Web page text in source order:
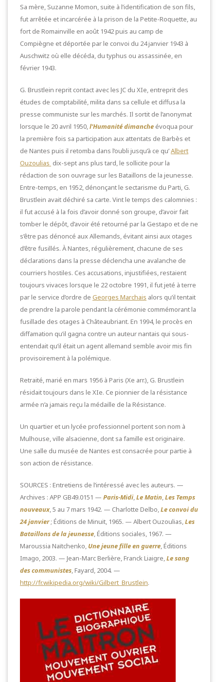
Sa mère, Suzanne Momon, suite à l’identification de son fils,
fut arrêtée et incarcérée à la prison de la Petite-Roquette, au
fort de Romainville en août 1942 puis au camp de
Compiègne et déportée par le convoi du 24 janvier 1943 à
Auschwitz où elle décéda, du typhus ou assassinée, en
février 1943.
G. Brustlein reprit contact avec les JC du XIe, entreprit des
études de comptabilité, milita dans sa cellule et diffusa la
presse communiste sur les marchés. Il sortit de l’anonymat
lorsque le 20 avril 1950,l’Humanité dimanche évoqua pour
la première fois sa participation aux attentats de Barbès et
de Nantes puis il retomba dans l’oubli jusqu’à ce qu’Albert
Ouzoulias dix-sept ans plus tard, le sollicite pour la
rédaction de son ouvrage sur les Bataillons de la jeunesse.
Entre-temps, en 1952, dénonçant le sectarisme du Parti, G.
Brustlein avait déchiré sa carte. Vint le temps des calomnies :
il fut accusé à la fois d’avoir donné son groupe, d’avoir fait
tomber le dépôt, d’avoir été retourné par la Gestapo et de ne
s’être pas dénoncé aux Allemands, évitant ainsi aux otages
d’être fusillés. À Nantes, régulièrement, chacune de ses
déclarations dans la presse déclencha une avalanche de
courriers hostiles. Ces accusations, injustifiées, restaient
toujours vivaces lorsque le 22 octobre 1991, il fut jeté à terre
par le service d’ordre de Georges Marchais alors qu’il tentait
de prendre la parole pendant la cérémonie commémorant la
fusillade des otages à Châteaubriant. En 1994, le procès en
diffamation qu’il gagna contre un auteur nantais qui sous-
entendait qu’il était un agent allemand semble avoir mis fin
provisoirement à la polémique.
Retraité, marié en mars 1956 à Paris (Xe arr.), G. Brustlein
résidait toujours dans le XIe. Ce pionnier de la résistance
armée n’a jamais reçu la médaille de la Résistance.
Un quartier et un lycée professionnel portent son nom à
Mulhouse, ville alsacienne, dont sa famille est originaire.
Une salle du musée de Nantes est consacrée pour partie à
son action de résistance.
SOURCES : Entretiens de l’intéressé avec les auteurs. —
Archives : APP GB49.0151 — Paris-Midi,Le Matin,Les Temps
nouveaux, 5 au 7 mars 1942. — Charlotte Delbo,Le convoi du
24 janvier; Éditions de Minuit, 1965. — Albert Ouzoulias,Les
Bataillons de la jeunesse, Éditions sociales, 1967. —
Maroussia Naïtchenko, Une jeune fille en guerre, Éditions
Imago, 2003. — Jean-Marc Berlière, Franck Liaigre,Le sang
des communistes, Fayard, 2004. —
http://fr.wikipedia.org/wiki/Gilbert_Brustlein.